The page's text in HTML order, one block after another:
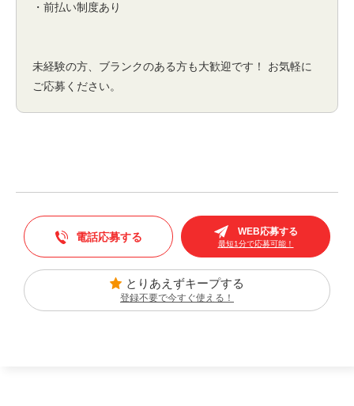
・前払い制度あり
未経験の方、ブランクのある方も大歓迎です！ お気軽に
ご応募ください。
電話応募する WEB応募する
最短1分で応募可能！
とりあえずキープする
登録不要で今すぐ使える！